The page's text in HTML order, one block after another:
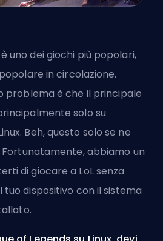
uno dei giochi più popolari,
in circolazione.
problema è che il principale
solo su
Beh, questo solo se ne
abbiamo un
di giocare a LoL senza
dispositivo con il sistema